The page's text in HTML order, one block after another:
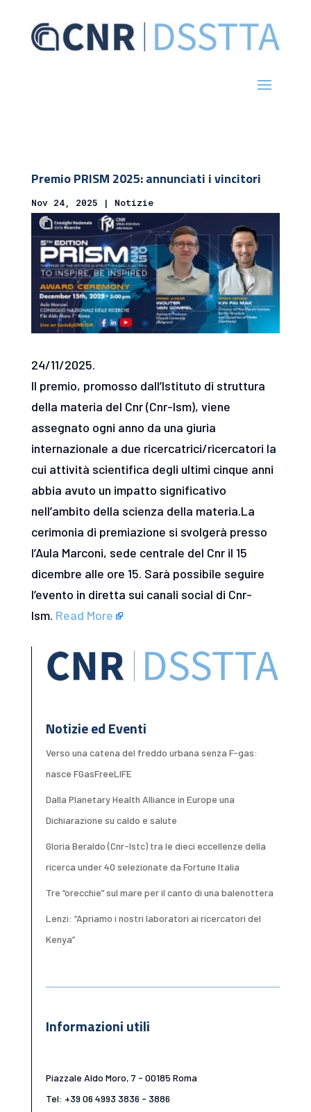
Premio PRISM 2025: annunciati i vincitori
Nov 24, 2025 | Notizie
24/11/2025.
Il premio, promosso dall’Istituto di struttura
della materia del Cnr (Cnr-Ism), viene
assegnato ogni anno da una giuria
internazionale a due ricercatrici/ricercatori la
cui attività scientifica degli ultimi cinque anni
abbia avuto un impatto significativo
nell’ambito della scienza della materia.La
cerimonia di premiazione si svolgerà presso
l’Aula Marconi, sede centrale del Cnr il 15
dicembre alle ore 15. Sarà possibile seguire
l’evento in diretta sui canali social di Cnr-
Ism. Read More
Notizie ed Eventi
Verso una catena del freddo urbana senza F-gas:
nasce FGasFreeLIFE
Dalla Planetary Health Alliance in Europe una
Dichiarazione su caldo e salute
Gloria Beraldo (Cnr-Istc) tra le dieci eccellenze della
ricerca under 40 selezionate da Fortune Italia
Tre “orecchie” sul mare per il canto di una balenottera
Lenzi: “Apriamo i nostri laboratori ai ricercatori del
Kenya”
Informazioni utili
Piazzale Aldo Moro, 7 - 00185 Roma
Tel: +39 06 4993 3836 - 3886